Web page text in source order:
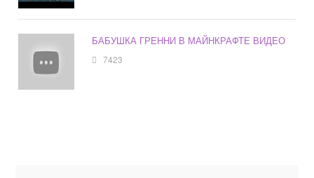
БАБУШКА ГРЕННИ В МАЙНКРАФТЕ ВИДЕО
7423